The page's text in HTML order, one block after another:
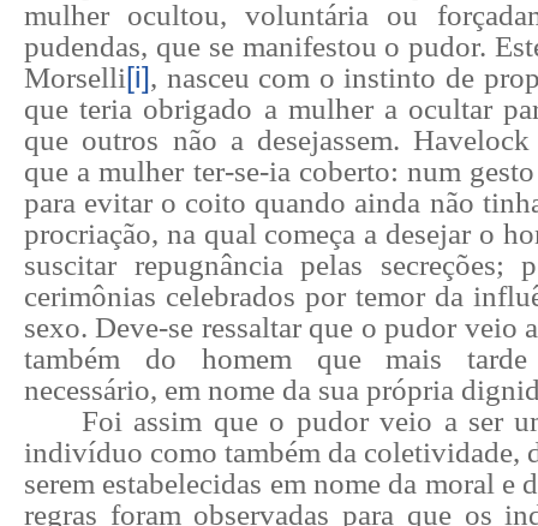
mulher ocultou, voluntária ou
pudendas, que se manifestou o pudor.
Morselli[i], nasceu com o instinto de
que teria obrigado a mulher a ocultar
que outros não a desejassem.
que a mulher ter-se-ia coberto: num
para evitar o coito quando ainda não
procriação, na qual começa a desejar o
suscitar repugnância pelas secreções;
cerimônias celebrados por temor da
sexo.Deve-se ressaltar que o pudor veio
também do homem que mais tarde
necessário, em nome da sua própria
Foi assim que o pudor veio a ser
indivíduo como também da coletividade,
serem estabelecidas em nome da moral e
regras foram observadas para que os